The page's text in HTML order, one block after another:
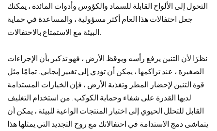
التحول إلى الألواح القابلة للسماد والكؤوس وأدوات المائدة ، يمكنك
جعل احتفالات هذا العام أكثر مسؤولية ، والمساعدة في حماية
البيئة مع الاستمتاع بالاحتفالات.
نظرًا لأن التنين يرفع رأسه ويوقظ الأرض ، فهو تذكير بأن الإجراءات
الصغيرة ، عند تراكمها ، يمكن أن تؤدي إلى تغيير إيجابي. تمامًا مثل
قوة التنين لإحضار المطر وتغذية الأرض ، فإن الخيارات المستدامة
لديها القدرة على شفاء وحماية الكوكب. من استخدام التغليف
القابل للتحلل الحيوي إلى اختيار المنتجات الواعية للبيئة ، يمكن أن
يتماشى دمج الاستدامة في احتفالاتك مع روح التجديد التي يمثلها هذا